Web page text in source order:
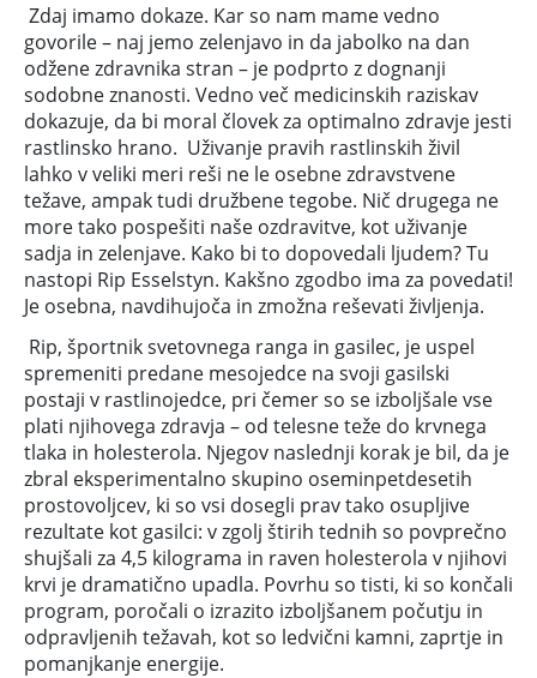
Zdaj imamo dokaze. Kar so nam mame vedno
govorile – naj jemo zelenjavo in da jabolko na dan
odžene zdravnika stran – je podprto z dognanji
sodobne znanosti. Vedno več medicinskih raziskav
dokazuje, da bi moral človek za optimalno zdravje jesti
rastlinsko hrano. Uživanje pravih rastlinskih živil
lahko v veliki meri reši ne le osebne zdravstvene
težave, ampak tudi družbene tegobe. Nič drugega ne
more tako pospešiti naše ozdravitve, kot uživanje
sadja in zelenjave. Kako bi to dopovedali ljudem? Tu
nastopi Rip Esselstyn. Kakšno zgodbo ima za povedati!
Je osebna, navdihujoča in zmožna reševati življenja.
Rip, športnik svetovnega ranga in gasilec, je uspel
spremeniti predane mesojedce na svoji gasilski
postaji v rastlinojedce, pri čemer so se izboljšale vse
plati njihovega zdravja – od telesne teže do krvnega
tlaka in holesterola. Njegov naslednji korak je bil, da je
zbral eksperimentalno skupino oseminpetdesetih
prostovoljcev, ki so vsi dosegli prav tako osupljive
rezultate kot gasilci: v zgolj štirih tednih so povprečno
shujšali za 4,5 kilograma in raven holesterola v njihovi
krvi je dramatično upadla. Povrhu so tisti, ki so končali
program, poročali o izrazito izboljšanem počutju in
odpravljenih težavah, kot so ledvični kamni, zaprtje in
pomanjkanje energije.